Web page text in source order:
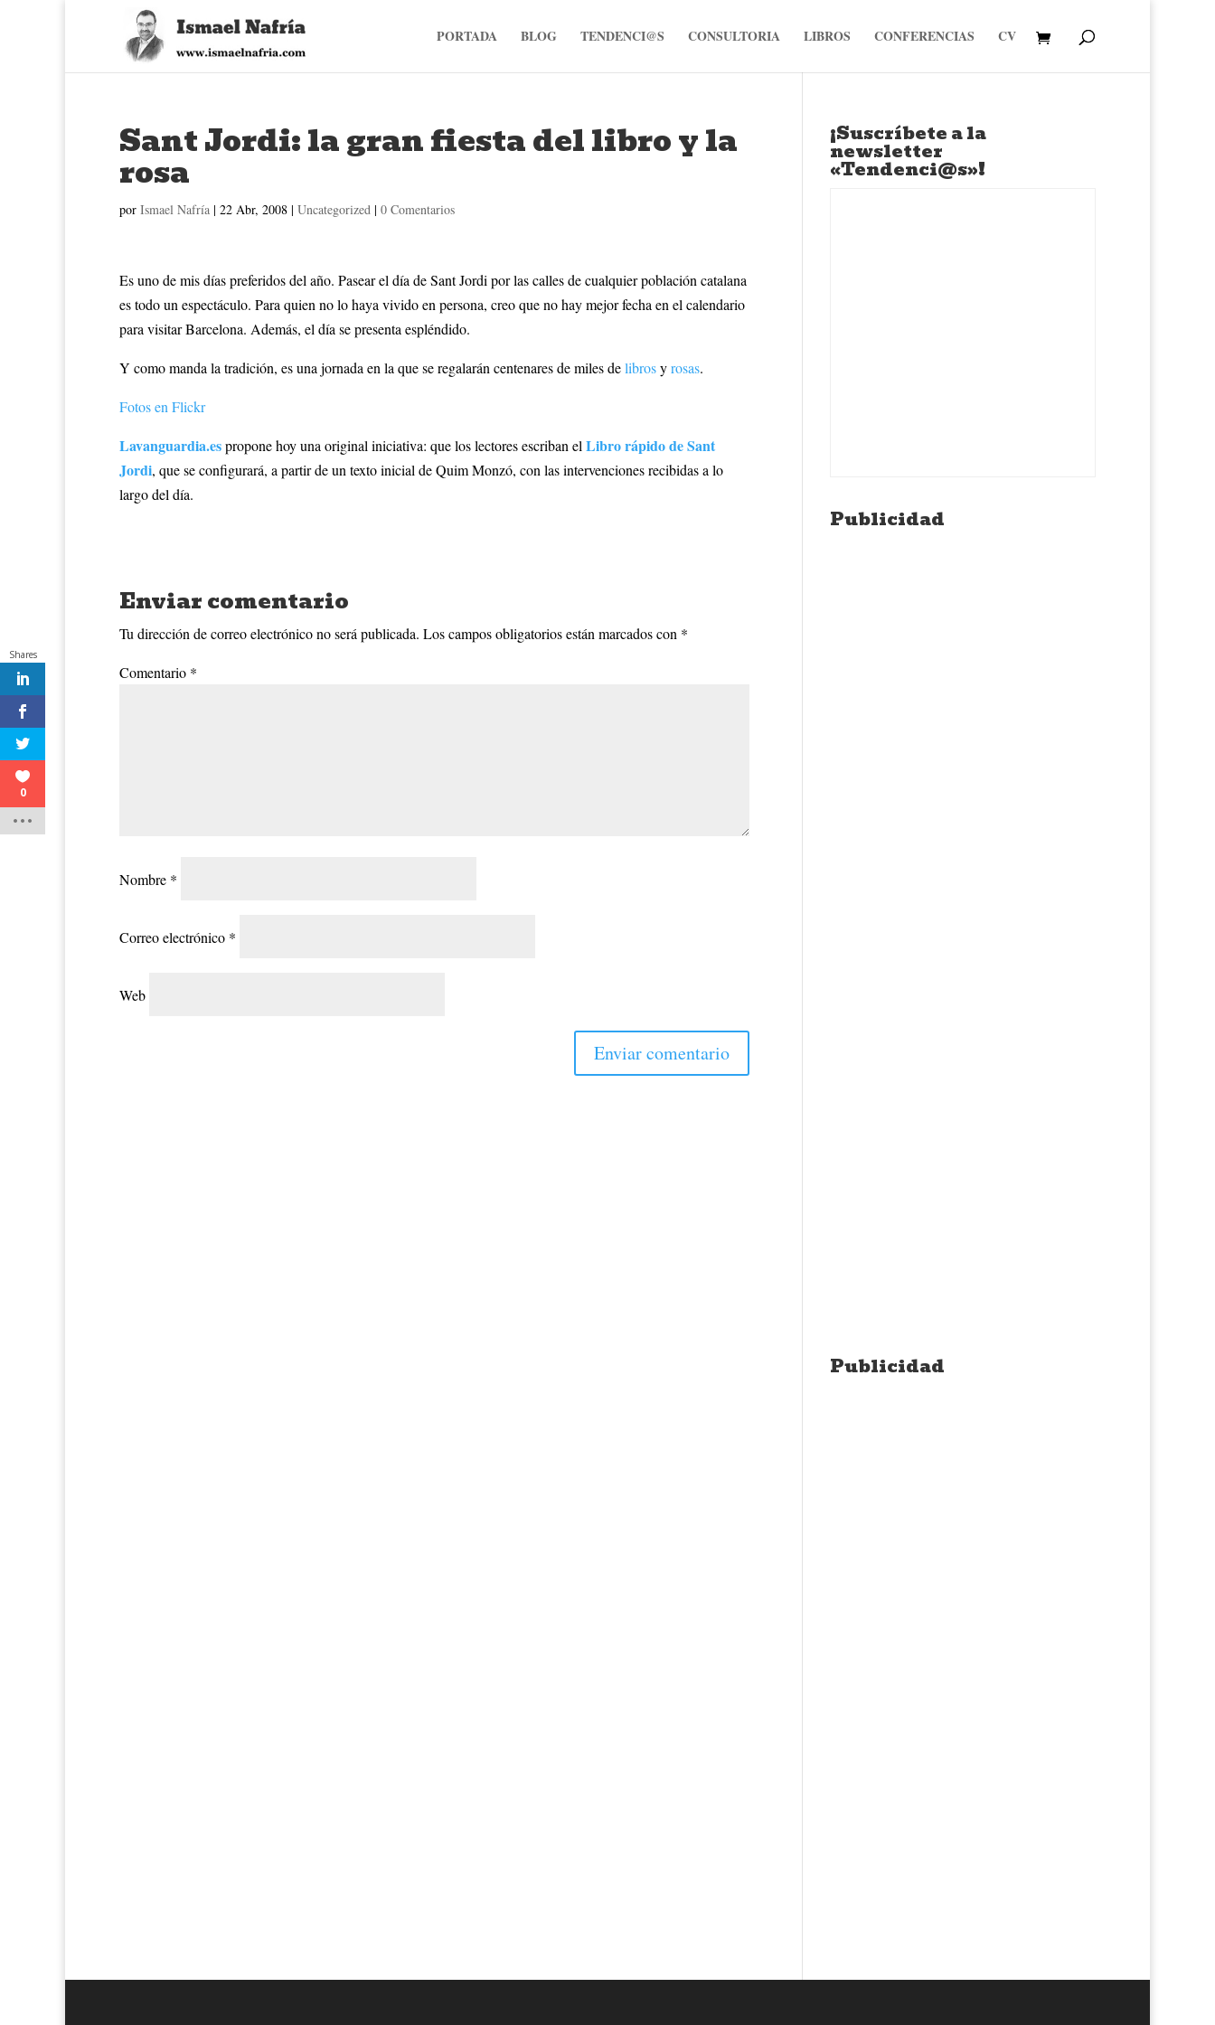
PORTADA BLOG TENDENCI@S CONSULTORIA LIBROS CONFERENCIAS CV
Sant Jordi: la gran fiesta del libro y la
rosa
por Ismael Nafría | 22 Abr, 2008 | Uncategorized | 0 Comentarios
Es uno de mis días preferidos del año. Pasear el día de Sant Jordi por las calles de cualquier población catalana
es todo un espectáculo. Para quien no lo haya vivido en persona, creo que no hay mejor fecha en el calendario
para visitar Barcelona. Además, el día se presenta espléndido.
Y como manda la tradición, es una jornada en la que se regalarán centenares de miles delibrosyrosas.
Fotos en Flickr
Lavanguardia.espropone hoy una original iniciativa: que los lectores escriban el Libro rápido de Sant
Jordi, que se configurará, a partir de un texto inicial de Quim Monzó, con las intervenciones recibidas a lo
largo del día.
Enviar comentario
Tu dirección de correo electrónico no será publicada. Los campos obligatorios están marcados con *
Comentario *
Nombre *
Correo electrónico *
Web
¡Suscríbete a la
newsletter
«Tendenci@s»!
Publicidad
Publicidad
Shares
0